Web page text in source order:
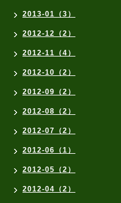
2013-01（3）
2012-12（2）
2012-11（4）
2012-10（2）
2012-09（2）
2012-08（2）
2012-07（2）
2012-06（1）
2012-05（2）
2012-04（2）